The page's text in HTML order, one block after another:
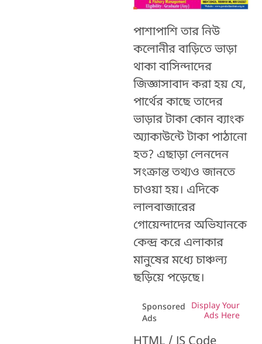
পাশাপাশি তার নিউ
কলোনীর বাড়িতে ভাড়া
থাকা বাসিন্দাদের
জিজ্ঞাসাবাদ করা হয় যে,
পার্থের কাছে তাদের
ভাড়ার টাকা কোন ব্যাংক
অ্যাকাউন্টে টাকা পাঠানো
হত? এছাড়া লেনদেন
সংক্রান্ত তথ্যও জানতে
চাওয়া হয়। এদিকে
লালবাজারের
গোয়েন্দাদের অভিযানকে
কেন্দ্র করে এলাকার
মানুষের মধ্যে চাঞ্চল্য
ছড়িয়ে পড়েছে।
Sponsored
Ads
Display Your
Ads Here